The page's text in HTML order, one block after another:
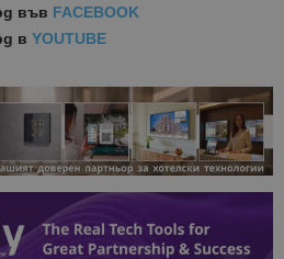
във FACEBOOK
в YOUTUBE